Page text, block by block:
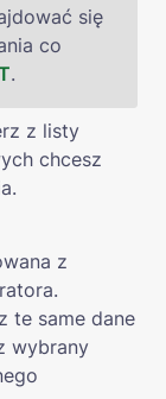
się
co
.
z listy
chcesz
z
te same dane
wybrany